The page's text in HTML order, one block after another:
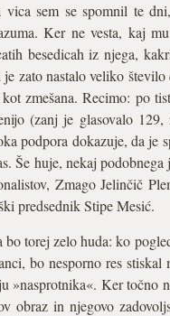
vica sem se spomnil te
Ker ne vesta, kaj
besedicah iz njega,
je zato nastalo veliko
zmešana. Recimo: po
(zanj je glasovalo
podpora dokazuje, da je
Še huje, nekaj
Zmago Jelinčič
predsednik Stipe Mesić.
bo torej zelo huda: ko
bo nesporno res
»nasprotnika«. Ker točno
obraz in njegovo